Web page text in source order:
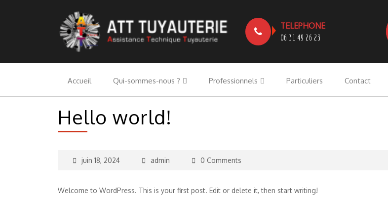
TELEPHONE
06 31 49 26 23
Accueil Qui-sommes-nous ? Professionnels Particuliers Contact
Hello world!
juin 18, 2024 admin 0 Comments
Welcome to WordPress. This is your first post. Edit or delete it, then start writing!